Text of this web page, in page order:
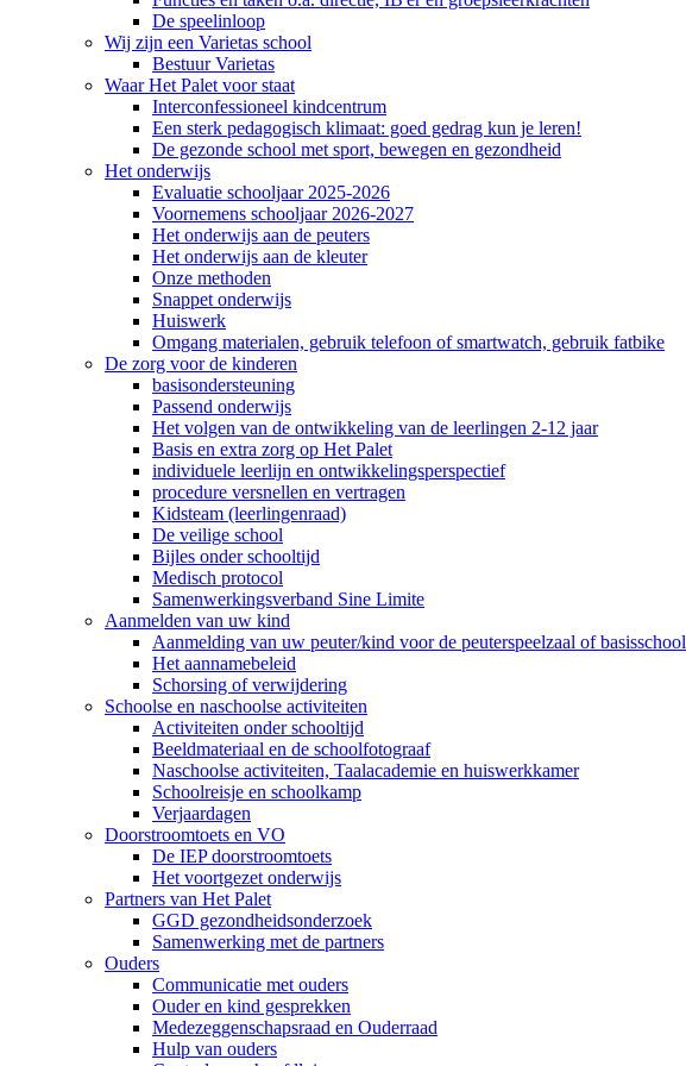
De speelinloop
Wij zijn een Varietas school
Bestuur Varietas
Waar Het Palet voor staat
Interconfessioneel kindcentrum
Een sterk pedagogisch klimaat: goed gedrag kun je leren!
De gezonde school met sport, bewegen en gezondheid
Het onderwijs
Evaluatie schooljaar 2025-2026
Voornemens schooljaar 2026-2027
Het onderwijs aan de peuters
Het onderwijs aan de kleuter
Onze methoden
Snappet onderwijs
Huiswerk
Omgang materialen, gebruik telefoon of smartwatch, gebruik fatbike
De zorg voor de kinderen
basisondersteuning
Passend onderwijs
Het volgen van de ontwikkeling van de leerlingen 2-12 jaar
Basis en extra zorg op Het Palet
individuele leerlijn en ontwikkelingsperspectief
procedure versnellen en vertragen
Kidsteam (leerlingenraad)
De veilige school
Bijles onder schooltijd
Medisch protocol
Samenwerkingsverband Sine Limite
Aanmelden van uw kind
Aanmelding van uw peuter/kind voor de peuterspeelzaal of basisschool
Het aannamebeleid
Schorsing of verwijdering
Schoolse en naschoolse activiteiten
Activiteiten onder schooltijd
Beeldmateriaal en de schoolfotograaf
Naschoolse activiteiten, Taalacademie en huiswerkkamer
Schoolreisje en schoolkamp
Verjaardagen
Doorstroomtoets en VO
De IEP doorstroomtoets
Het voortgezet onderwijs
Partners van Het Palet
GGD gezondheidsonderzoek
Samenwerking met de partners
Ouders
Communicatie met ouders
Ouder en kind gesprekken
Medezeggenschapsraad en Ouderraad
Hulp van ouders